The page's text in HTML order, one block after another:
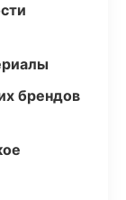
брендов